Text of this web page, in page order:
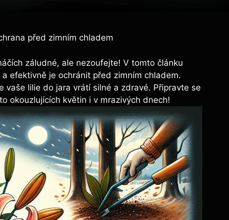
před zimním chladem
záludné, ale nezoufejte! V tomto článku
efektivně je ochránit před zimním chladem.
vaše lilie do jara vrátí silné a zdravé. Připravte se
okouzlujících květin i v mrazivých dnech!